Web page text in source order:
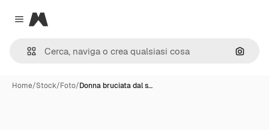
Close menu
Magnific
Cerca
Home/Stock/Foto/Donna bruciata dal s…